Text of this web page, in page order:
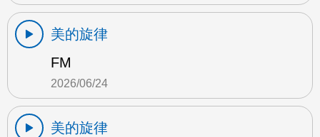
美的旋律
FM
2026/06/24
美的旋律